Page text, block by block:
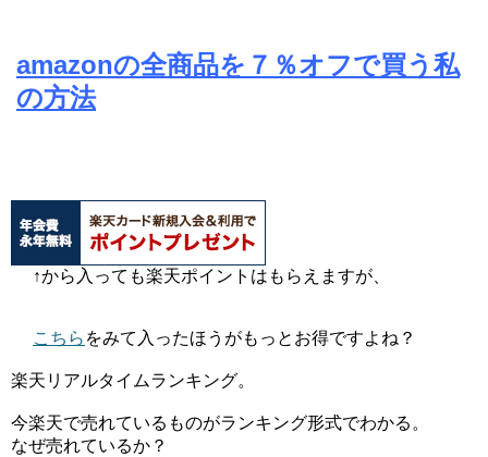
amazonの全商品を７％オフで買う私
の方法
↑から入っても楽天ポイントはもらえますが、
こちら をみて入ったほうがもっとお得ですよね？
楽天リアルタイムランキング。
今楽天で売れているものがランキング形式でわかる。
なぜ売れているか？